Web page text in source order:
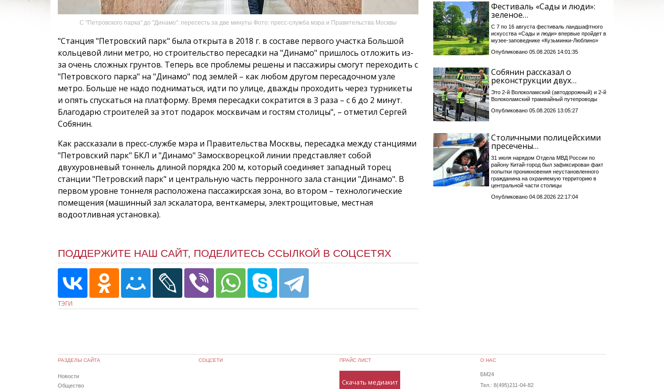
С "Петровского парка" до "Динамо": пересесть за две минуты Фото: пресс-служба мэра и Правительства Москвы
"Станция "Петровский парк" была открыта в 2018 г. в составе первого участка Большой
кольцевой лини метро, но строительство пересадки на "Динамо" пришлось отложить из-
за очень сложных грунтов. Теперь все проблемы решены и пассажиры смогут переходить с
"Петровского парка" на "Динамо" под землей – как любом другом пересадочном узле
метро. Больше не надо подниматься, идти по улице, дважды проходить через турникеты
и опять спускаться на платформу. Время пересадки сократится в 3 раза – с 6 до 2 минут.
Благодарю строителей за этот подарок москвичам и гостям столицы", – отметил Сергей
Собянин.
Как рассказали в пресс-службе мэра и Правительства Москвы, пересадка между станциями
"Петровский парк" БКЛ и "Динамо" Замоскворецкой линии представляет собой
двухуровневый тоннель длиной порядка 200 м, который соединяет западный торец
станции "Петровский парк" и центральную часть перронного зала станции "Динамо". В
первом уровне тоннеля расположена пассажирская зона, во втором – технологические
помещения (машинный зал эскалатора, венткамеры, электрощитовые, местная
водоотливная установка).
ПОДДЕРЖИТЕ НАШ САЙТ, ПОДЕЛИТЕСЬ ССЫЛКОЙ В СОЦСЕТЯХ
ТЭГИ
Фестиваль «Сады и люди»:
зеленое…
С 7 по 16 августа фестиваль ландшафтного
искусства «Сады и люди» впервые пройдет в
музее-заповеднике «Кузьминки-Люблино»
Опубликовано 05.08.2026 14:01:35
Собянин рассказал о
реконструкции двух…
Это 2-й Волоколамский (автодорожный) и 2-й
Волоколамский трамвайный путепроводы
Опубликовано 05.08.2026 13:05:27
Столичными полицейскими
пресечены…
31 июля нарядом Отдела МВД России по
району Китай-город был зафиксирован факт
попытки проникновения неустановленного
гражданина на охраняемую территорию в
центральной части столицы
Опубликовано 04.08.2026 22:17:04
РАЗДЕЛЫ САЙТА
Новости
Общество
СОЦСЕТИ ПРАЙС ЛИСТ
Скачать медиакит
О НАС
БМ24
Тел.: 8(495)211-04-82